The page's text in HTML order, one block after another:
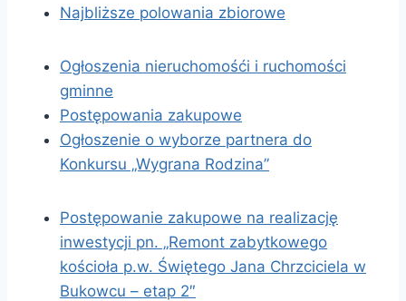
Najbliższe polowania zbiorowe
Ogłoszenia nieruchomośći i ruchomości
gminne
Postępowania zakupowe
Ogłoszenie o wyborze partnera do
Konkursu „Wygrana Rodzina”
Postępowanie zakupowe na realizację
inwestycji pn. „Remont zabytkowego
kościoła p.w. Świętego Jana Chrzciciela w
Bukowcu – etap 2″